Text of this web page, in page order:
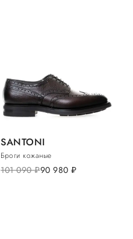
SANTONI
Броги кожаные
101 090руб.90 980 руб.